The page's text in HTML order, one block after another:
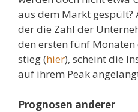
aus dem Markt gespült?
der die Zahl der
den ersten fünf Monaten
stieg (hier), scheint die
auf ihrem Peak
Prognosen anderer